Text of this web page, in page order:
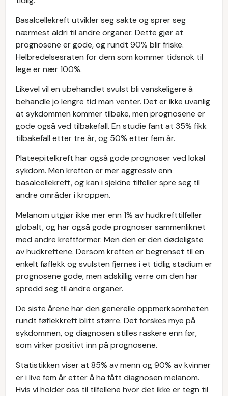
Basalcellekreft utvikler seg sakte og sprer seg
nærmest aldri til andre organer. Dette gjør at
prognosene er gode, og rundt 90% blir friske.
Helbredelsesraten for dem som kommer tidsnok til
lege er nær 100%.
Likevel vil en ubehandlet svulst bli vanskeligere å
behandle jo lengre tid man venter. Det er ikke uvanlig
at sykdommen kommer tilbake, men prognosene er
gode også ved tilbakefall. En studie fant at 35% fikk
tilbakefall etter tre år, og 50% etter fem år.
Plateepitelkreft har også gode prognoser ved lokal
sykdom. Men kreften er mer aggressiv enn
basalcellekreft, og kan i sjeldne tilfeller spre seg til
andre områder i kroppen.
Melanom utgjør ikke mer enn 1% av hudkrefttilfeller
globalt, og har også gode prognoser sammenliknet
med andre kreftformer. Men den er den dødeligste
av hudkreftene. Dersom kreften er begrenset til en
enkelt føflekk og svulsten fjernes i et tidlig stadium er
prognosene gode, men adskillig verre om den har
spredd seg til andre organer.
De siste årene har den generelle oppmerksomheten
rundt føflekkreft blitt større. Det forskes mye på
sykdommen, og diagnosen stilles raskere enn før,
som virker positivt inn på prognosene.
Statistikken viser at 85% av menn og 90% av kvinner
er i live fem år etter å ha fått diagnosen melanom.
Hvis vi holder oss til tilfellene hvor det ikke er tegn til